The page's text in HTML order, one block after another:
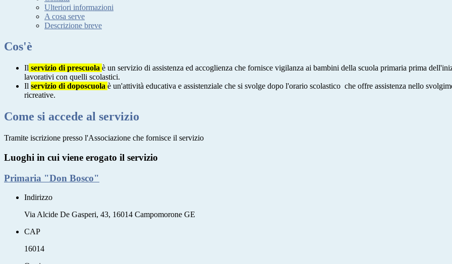
Ulteriori informazioni
A cosa serve
Descrizione breve
Cos'è
Il servizio di prescuola è un servizio di assistenza ed accoglienza che fornisce vigilanza ai bambini della scuola primaria prima
lavorativi con quelli scolastici.
Il servizio di doposcuola è un'attività educativa e assistenziale che si svolge dopo l'orario scolastico che offre assistenza nello
ricreative.
Come si accede al servizio
Tramite iscrizione presso l'Associazione che fornisce il servizio
Luoghi in cui viene erogato il servizio
Primaria "Don Bosco"
Indirizzo
Via Alcide De Gasperi, 43, 16014 Campomorone GE
CAP
16014